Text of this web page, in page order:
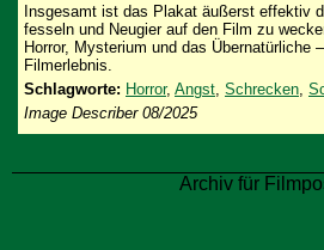
Insgesamt ist das Plakat äußerst effektiv
fesseln und Neugier auf den Film zu
Horror, Mysterium und das Übernatürliche
Filmerlebnis.
Schlagworte: Horror, Angst, Schrecken,
Image Describer 08/2025
Archiv für